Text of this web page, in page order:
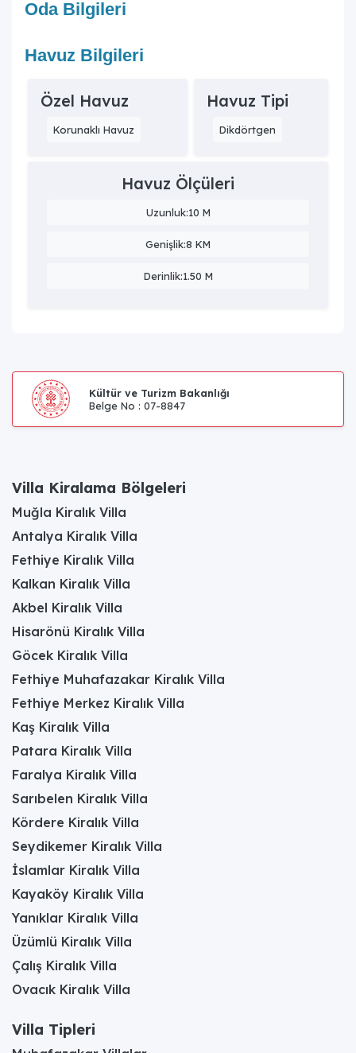
Oda Bilgileri
Havuz Bilgileri
Özel Havuz
Korunaklı Havuz
Havuz Tipi
Dikdörtgen
Havuz Ölçüleri
Uzunluk:10 M
Genişlik:8 KM
Derinlik:1.50 M
Kültür ve Turizm Bakanlığı
Belge No : 07-8847
Villa Kiralama Bölgeleri
Muğla Kiralık Villa
Antalya Kiralık Villa
Fethiye Kiralık Villa
Kalkan Kiralık Villa
Akbel Kiralık Villa
Hisarönü Kiralık Villa
Göcek Kiralık Villa
Fethiye Muhafazakar Kiralık Villa
Fethiye Merkez Kiralık Villa
Kaş Kiralık Villa
Patara Kiralık Villa
Faralya Kiralık Villa
Sarıbelen Kiralık Villa
Kördere Kiralık Villa
Seydikemer Kiralık Villa
İslamlar Kiralık Villa
Kayaköy Kiralık Villa
Yanıklar Kiralık Villa
Üzümlü Kiralık Villa
Çalış Kiralık Villa
Ovacık Kiralık Villa
Villa Tipleri